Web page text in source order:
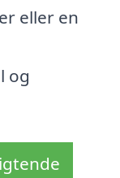
eller en
og